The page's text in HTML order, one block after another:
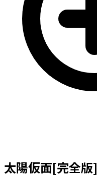
太陽仮面[完全版]